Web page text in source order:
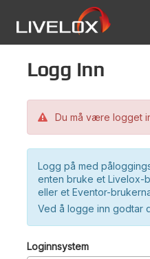
Logg inn
Du må være logget
Logg på med
enten bruke et Livelox-
eller et Eventor-
Ved å logge inn godtar
Loginnsystem